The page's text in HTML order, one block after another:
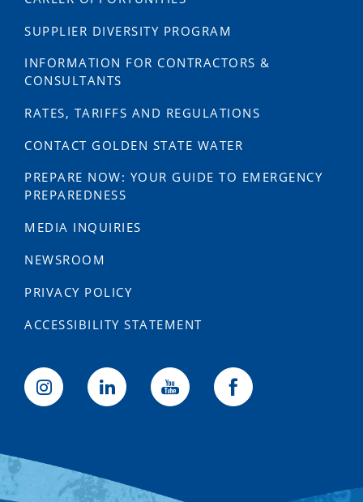
SUPPLIER DIVERSITY PROGRAM
INFORMATION FOR CONTRACTORS &
CONSULTANTS
RATES, TARIFFS AND REGULATIONS
CONTACT GOLDEN STATE WATER
PREPARE NOW: YOUR GUIDE TO EMERGENCY
PREPAREDNESS
MEDIA INQUIRIES
NEWSROOM
PRIVACY POLICY
ACCESSIBILITY STATEMENT